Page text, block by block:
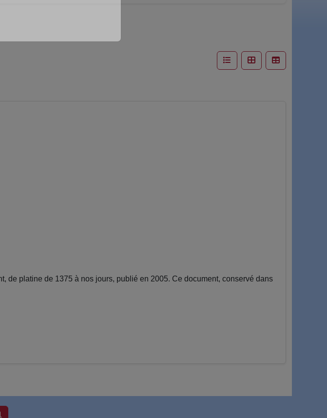
de platine de 1375 à nos jours, publié en 2005. Ce document, conservé dans
de la SHPP. (